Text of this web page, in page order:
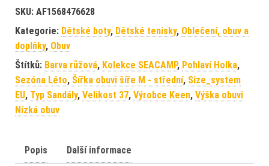
SKU: AF1568476628
Kategorie: Dětské boty, Dětské tenisky, Oblečení, obuv a
doplňky, Obuv
Štítků: Barva růžová, Kolekce SEACAMP, Pohlaví Holka,
Sezóna Léto, Šířka obuvi šíře M - střední, Size_system
EU, Typ Sandály, Velikost 37, Výrobce Keen, Výška obuvi
Nízká obuv
Popis Další informace